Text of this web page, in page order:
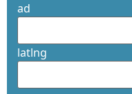
ad
latlng